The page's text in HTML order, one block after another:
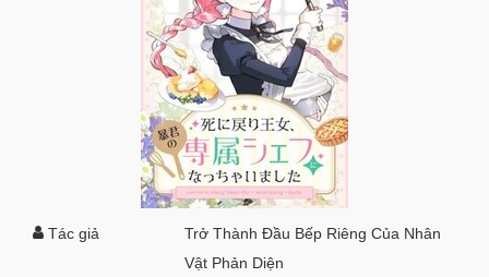
Tác giả
Trở Thành Đầu Bếp Riêng Của Nhân
Vật Phản Diện